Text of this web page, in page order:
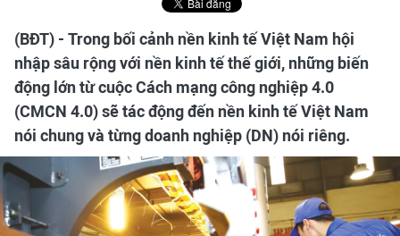
(BĐT) - Trong bối cảnh nền kinh tế Việt Nam hội
nhập sâu rộng với nền kinh tế thế giới, những biến
động lớn từ cuộc Cách mạng công nghiệp 4.0
(CMCN 4.0) sẽ tác động đến nền kinh tế Việt Nam
nói chung và từng doanh nghiệp (DN) nói riêng.